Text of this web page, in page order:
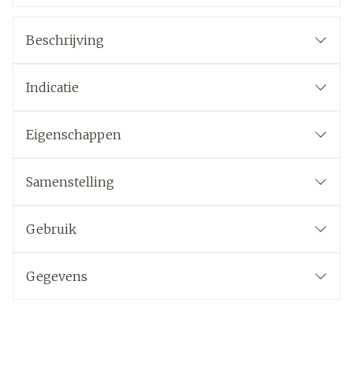
Beschrijving
Indicatie
Eigenschappen
Samenstelling
Gebruik
Gegevens